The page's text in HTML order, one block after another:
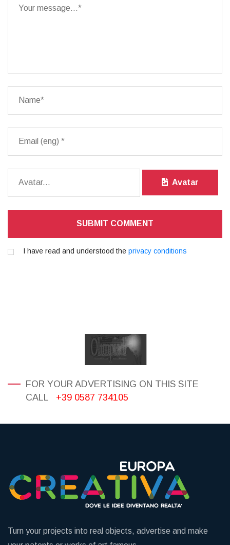
Avatar
SUBMIT COMMENT
I have read and understood the privacy conditions
FOR YOUR ADVERTISING ON THIS SITE
CALL
+39 0587 734105
Turn your projects into real objects, advertise and make